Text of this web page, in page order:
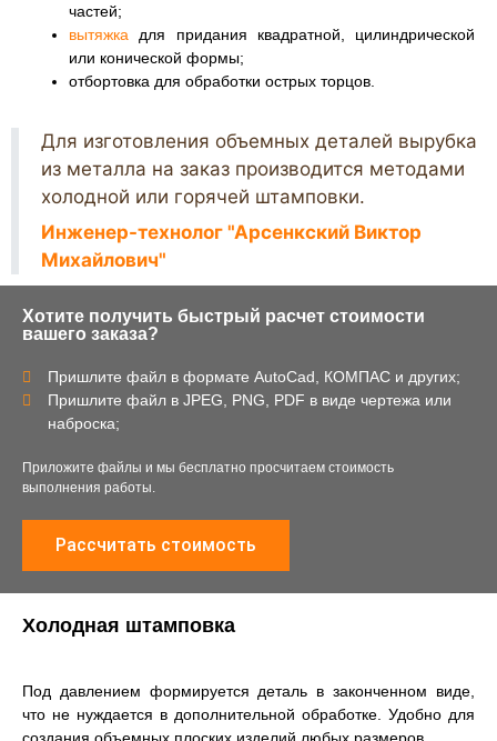
частей;
вытяжка для придания квадратной, цилиндрической
или конической формы;
отбортовка для обработки острых торцов.
Для изготовления объемных деталей вырубка
из металла на заказ производится методами
холодной или горячей штамповки.
Инженер-технолог "Арсенкский Виктор
Михайлович"
Хотите получить быстрый расчет стоимости
вашего заказа?
Пришлите файл в формате AutoCad, КОМПАС и других;
Пришлите файл в JPEG, PNG, PDF в виде чертежа или
наброска;
Приложите файлы и мы бесплатно просчитаем стоимость
выполнения работы.
Рассчитать стоимость
Холодная штамповка
Под давлением формируется деталь в законченном виде,
что не нуждается в дополнительной обработке. Удобно для